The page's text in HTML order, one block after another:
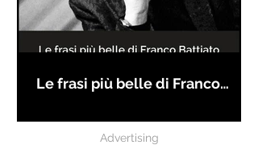
Le frasi più belle di Franco
Advertising